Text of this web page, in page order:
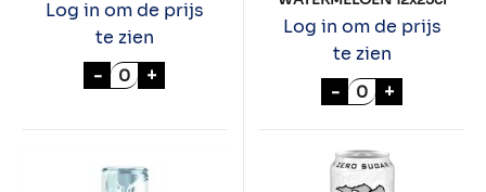
Log in om de prijs
te zien
- BLIK RED BULL 24x25cl aantal
+
Log in om de prijs
te zien
- RED BULL
+